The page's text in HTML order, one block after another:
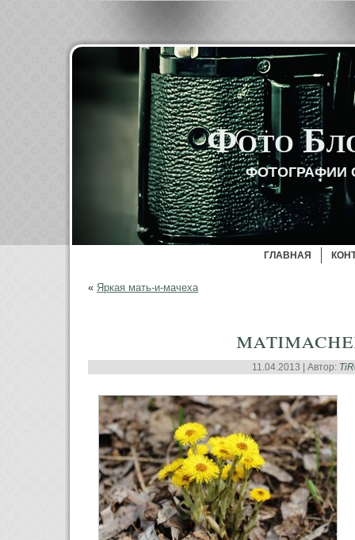
Фото
ФОТОГРАФИИ
ГЛАВНАЯ
« Яркая мать-и-мачеха
11.04.2013 | Автор: